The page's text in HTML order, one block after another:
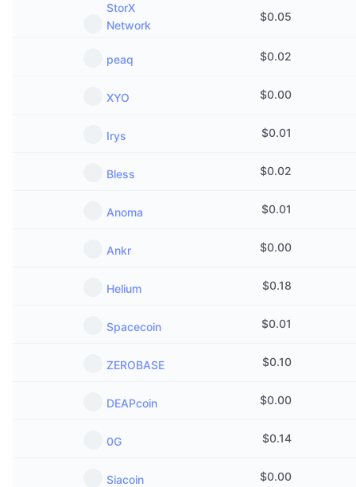
StorX
Network
$0.05
peaq $0.02
XYO $0.00
Irys $0.01
Bless $0.02
Anoma $0.01
Ankr $0.00
Helium $0.18
Spacecoin $0.01
ZEROBASE $0.10
DEAPcoin $0.00
0G $0.14
Siacoin $0.00